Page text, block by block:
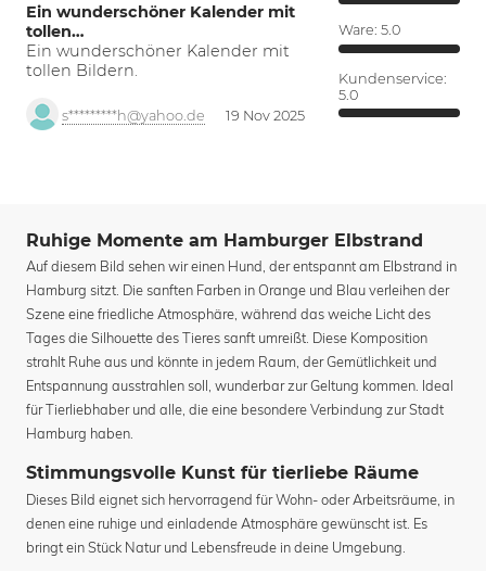
Ein wunderschöner Kalender mit
tollen…
Ein wunderschöner Kalender mit
tollen Bildern.
s*********h@yahoo.de 19 Nov 2025
Ware: 5.0
Kundenservice:
5.0
Ruhige Momente am Hamburger Elbstrand
Auf diesem Bild sehen wir einen Hund, der entspannt am Elbstrand in
Hamburg sitzt. Die sanften Farben in Orange und Blau verleihen der
Szene eine friedliche Atmosphäre, während das weiche Licht des
Tages die Silhouette des Tieres sanft umreißt. Diese Komposition
strahlt Ruhe aus und könnte in jedem Raum, der Gemütlichkeit und
Entspannung ausstrahlen soll, wunderbar zur Geltung kommen. Ideal
für Tierliebhaber und alle, die eine besondere Verbindung zur Stadt
Hamburg haben.
Stimmungsvolle Kunst für tierliebe Räume
Dieses Bild eignet sich hervorragend für Wohn- oder Arbeitsräume, in
denen eine ruhige und einladende Atmosphäre gewünscht ist. Es
bringt ein Stück Natur und Lebensfreude in deine Umgebung.